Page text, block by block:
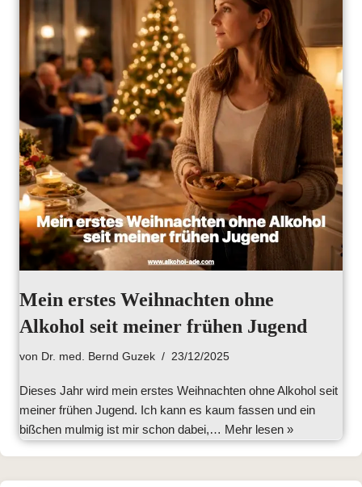
Mein erstes Weihnachten ohne
Alkohol seit meiner frühen Jugend
von Dr. med. Bernd Guzek 23/12/2025
Dieses Jahr wird mein erstes Weihnachten ohne Alkohol seit
meiner frühen Jugend. Ich kann es kaum fassen und ein
bißchen mulmig ist mir schon dabei,… Mehr lesen »